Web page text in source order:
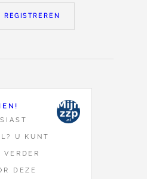
REGISTREREN
U KUNT
DEZE